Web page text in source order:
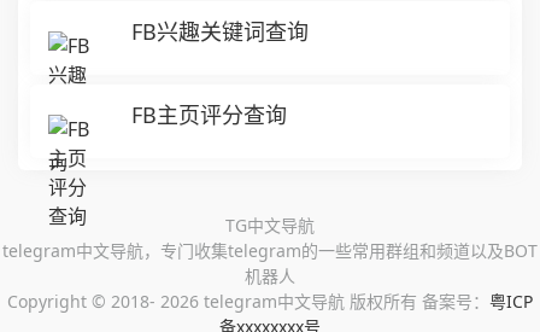
FB兴趣关键词查询
FB主页评分查询
TG中文导航
telegram中文导航，专门收集telegram的一些常用群组和频道以及BOT
机器人
Copyright © 2018- 2026 telegram中文导航 版权所有 备案号： 粤ICP
备xxxxxxxx号